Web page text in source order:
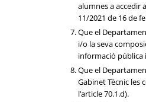
alumnes a accedir
11/2021 de 16 de
Que el
i/o la seva
informació pública
Que el
Gabinet Tècnic les
l'article 70.1.d).